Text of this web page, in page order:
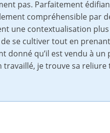
pas. Parfaitement
compréhensible par
une contextualisation
se cultiver tout en prenant
donné qu’il est vendu à un
je trouve sa reliure